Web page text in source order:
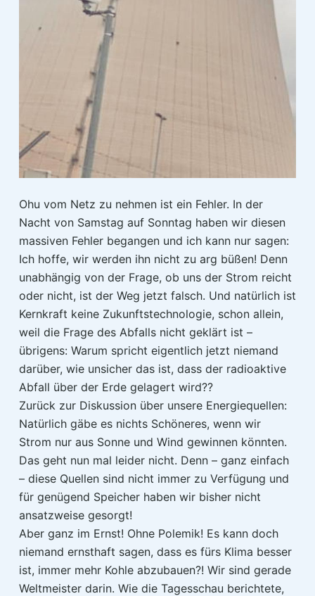
Ohu vom Netz zu nehmen ist ein Fehler. In der
Nacht von Samstag auf Sonntag haben wir diesen
massiven Fehler begangen und ich kann nur sagen:
Ich hoffe, wir werden ihn nicht zu arg büßen! Denn
unabhängig von der Frage, ob uns der Strom reicht
oder nicht, ist der Weg jetzt falsch. Und natürlich ist
Kernkraft keine Zukunftstechnologie, schon allein,
weil die Frage des Abfalls nicht geklärt ist –
übrigens: Warum spricht eigentlich jetzt niemand
darüber, wie unsicher das ist, dass der radioaktive
Abfall über der Erde gelagert wird??
Zurück zur Diskussion über unsere Energiequellen:
Natürlich gäbe es nichts Schöneres, wenn wir
Strom nur aus Sonne und Wind gewinnen könnten.
Das geht nun mal leider nicht. Denn – ganz einfach
– diese Quellen sind nicht immer zu Verfügung und
für genügend Speicher haben wir bisher nicht
ansatzweise gesorgt!
Aber ganz im Ernst! Ohne Polemik! Es kann doch
niemand ernsthaft sagen, dass es fürs Klima besser
ist, immer mehr Kohle abzubauen?! Wir sind gerade
Weltmeister darin. Wie die Tagesschau berichtete,